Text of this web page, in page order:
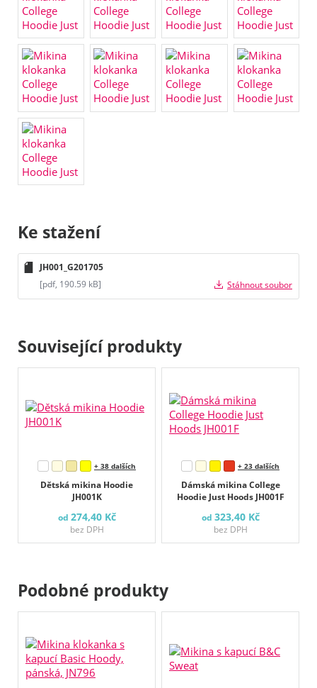
Ke stažení
JH001_G201705
[pdf, 190.59 kB]
Stáhnout soubor
Související produkty
Dětská mikina Hoodie
JH001K
+ 38 dalších
od 274,40 Kč
bez DPH
Dámská mikina College
Hoodie Just Hoods JH001F
+ 23 dalších
od 323,40 Kč
bez DPH
Podobné produkty